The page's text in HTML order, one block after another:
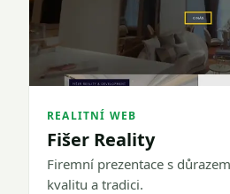
REALITNÍ WEB
Fišer Reality
Firemní prezentace s
kvalitu a tradici.